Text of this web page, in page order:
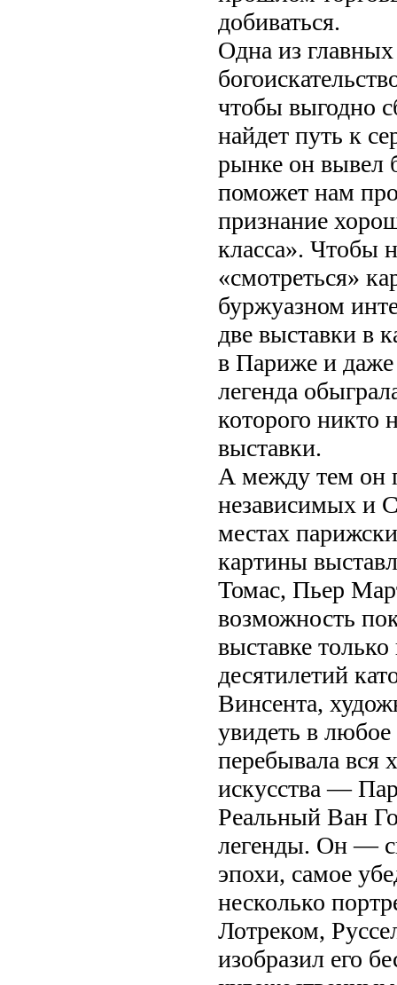
добиваться.
Одна из
чтобы выгодно
найдет путь к
рынке он вывел
поможет нам
признание
класса». Чтобы
«смотреться»
буржуазном
две выставки в
в Париже и даже
легенда
которого никто
выставки.
А между тем он
независимых и
местах
картины
Томас, Пьер
возможность
выставке
десятилетий
Винсента,
увидеть в любое
перебывала вся
искусства —
Реальный Ван
легенды. Он —
эпохи, самое
несколько
Лотреком,
изобразил его